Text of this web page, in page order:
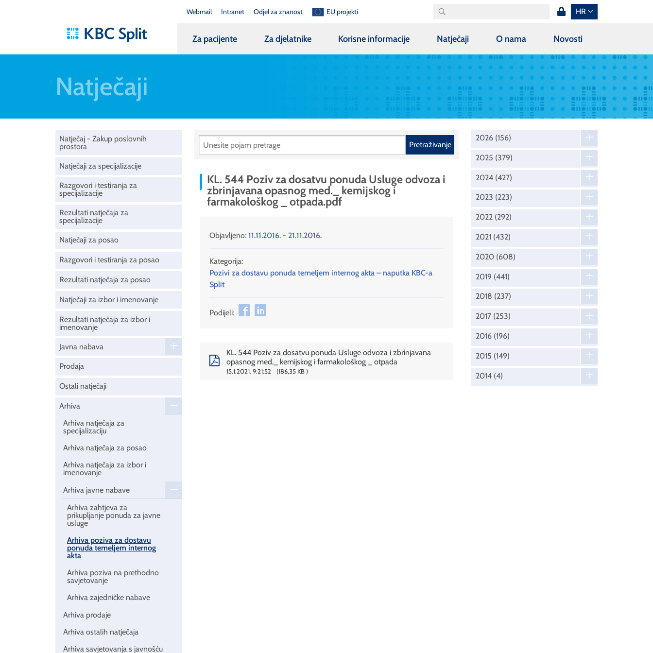
Webmail Intranet Odjel za znanost EU projekti HR
Za pacijente Za djelatnike Korisne informacije Natječaji O nama Novosti
Natječaji
Natječaj - Zakup poslovnih
prostora
Natječaji za specijalizacije
Razgovori i testiranja za
specijalizacije
Rezultati natječaja za
specijalizacije
Natječaji za posao
Razgovori i testiranja za posao
Rezultati natječaja za posao
Natječaji za izbor i imenovanje
Rezultati natječaja za izbor i
imenovanje
Javna nabava
Prodaja
Ostali natječaji
Arhiva
Arhiva natječaja za
specijalizaciju
Arhiva natječaja za posao
Arhiva natječaja za izbor i
imenovanje
Arhiva javne nabave
Arhiva zahtjeva za
prikupljanje ponuda za javne
usluge
Arhiva poziva za dostavu
ponuda temeljem internog
akta
Arhiva poziva na prethodno
savjetovanje
Arhiva zajedničke nabave
Arhiva prodaje
Arhiva ostalih natječaja
Arhiva savjetovanja s javnošću
Pretraživanje
KL. 544 Poziv za dosatvu ponuda Usluge odvoza i
zbrinjavana opasnog med._ kemijskog i
farmakološkog _ otpada.pdf
Objavljeno: 11.11.2016. - 21.11.2016.
Kategorija:
Pozivi za dostavu ponuda temeljem internog akta – naputka KBC-a
Split
Podijeli:
KL. 544 Poziv za dosatvu ponuda Usluge odvoza i zbrinjavana
opasnog med._ kemijskog i farmakološkog _ otpada
15.1.2021. 9:21:52 186,35 KB
2026 (156)
2025 (379)
2024 (427)
2023 (223)
2022 (292)
2021 (432)
2020 (608)
2019 (441)
2018 (237)
2017 (253)
2016 (196)
2015 (149)
2014 (4)